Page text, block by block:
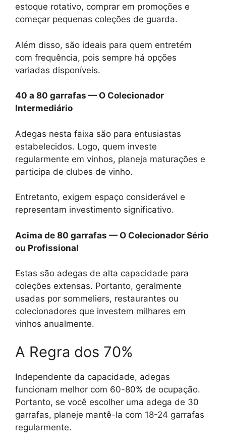
estoque rotativo, comprar em promoções e
começar pequenas coleções de guarda.
Além disso, são ideais para quem entretém
com frequência, pois sempre há opções
variadas disponíveis.
40 a 80 garrafas — O Colecionador
Intermediário
Adegas nesta faixa são para entusiastas
estabelecidos. Logo, quem investe
regularmente em vinhos, planeja maturações e
participa de clubes de vinho.
Entretanto, exigem espaço considerável e
representam investimento significativo.
Acima de 80 garrafas — O Colecionador Sério
ou Profissional
Estas são adegas de alta capacidade para
coleções extensas. Portanto, geralmente
usadas por sommeliers, restaurantes ou
colecionadores que investem milhares em
vinhos anualmente.
A Regra dos 70%
Independente da capacidade, adegas
funcionam melhor com 60-80% de ocupação.
Portanto, se você escolher uma adega de 30
garrafas, planeje mantê-la com 18-24 garrafas
regularmente.